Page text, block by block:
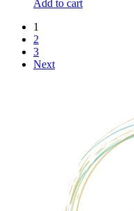
Add to cart
1
2
3
Next